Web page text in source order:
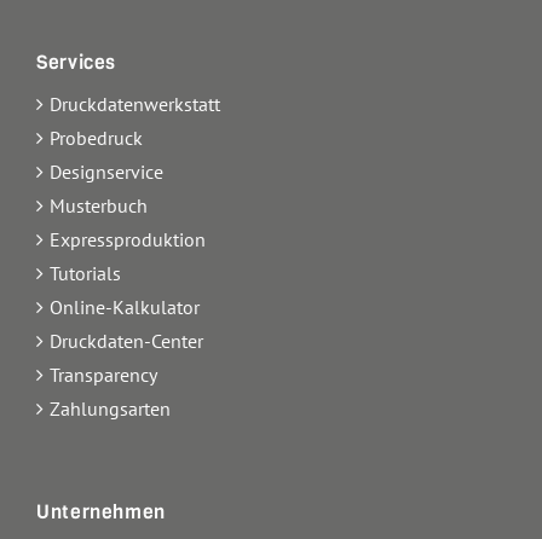
Services
Druckdatenwerkstatt
Probedruck
Designservice
Musterbuch
Expressproduktion
Tutorials
Online-Kalkulator
Druckdaten-Center
Transparency
Zahlungsarten
Unternehmen